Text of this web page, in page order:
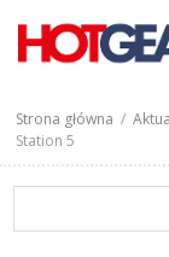
Strona główna /
Station 5